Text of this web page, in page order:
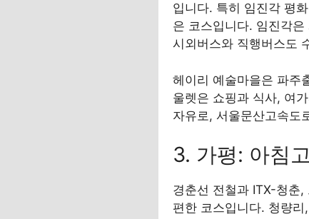
입니다. 특히 임진각 평
은 코스입니다. 임진각
시외버스와 직행버스도
헤이리 예술마을은 파주
울렛은 쇼핑과 식사, 여
자유로, 서울문산고속도
3. 가평: 아침
경춘선 전철과 ITX-청춘
편한 코스입니다. 청량